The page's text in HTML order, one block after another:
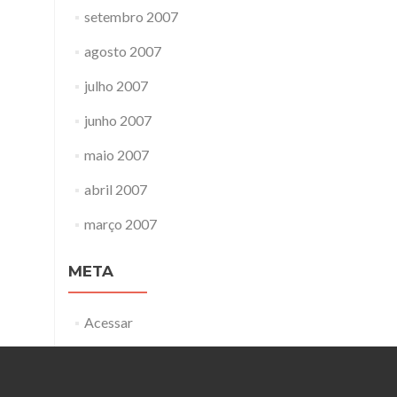
setembro 2007
agosto 2007
julho 2007
junho 2007
maio 2007
abril 2007
março 2007
META
Acessar